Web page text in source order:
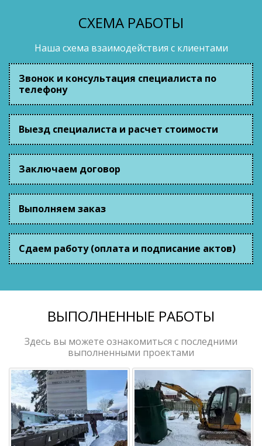
СХЕМА РАБОТЫ
Наша схема взаимодействия с клиентами
Звонок и консультация специалиста по
телефону
Выезд специалиста и расчет стоимости
Заключаем договор
Выполняем заказ
Сдаем работу (оплата и подписание актов)
ВЫПОЛНЕННЫЕ РАБОТЫ
Здесь вы можете ознакомиться с последними
выполненными проектами